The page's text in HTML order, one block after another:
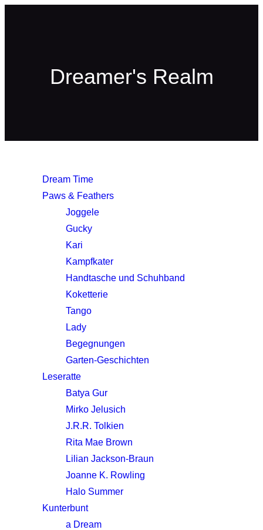
Dreamer's Realm
Dream Time
Paws & Feathers
Joggele
Gucky
Kari
Kampfkater
Handtasche und Schuhband
Koketterie
Tango
Lady
Begegnungen
Garten-Geschichten
Leseratte
Batya Gur
Mirko Jelusich
J.R.R. Tolkien
Rita Mae Brown
Lilian Jackson-Braun
Joanne K. Rowling
Halo Summer
Kunterbunt
a Dream